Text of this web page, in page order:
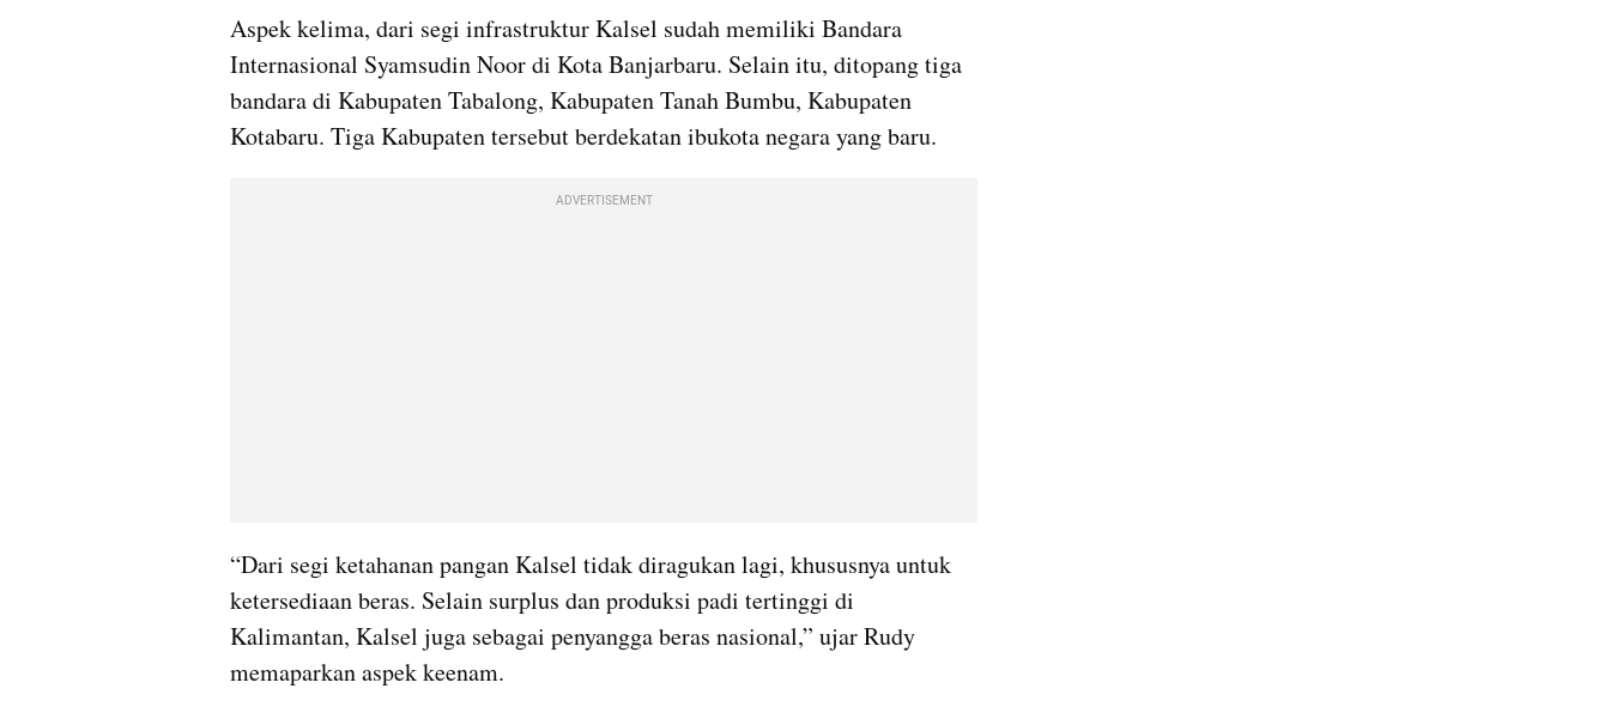
Aspek kelima, dari segi infrastruktur Kalsel sudah memiliki Bandara
Internasional Syamsudin Noor di Kota Banjarbaru. Selain itu, ditopang tiga
bandara di Kabupaten Tabalong, Kabupaten Tanah Bumbu, Kabupaten
Kotabaru. Tiga Kabupaten tersebut berdekatan ibukota negara yang baru.
ADVERTISEMENT
“Dari segi ketahanan pangan Kalsel tidak diragukan lagi, khususnya untuk
ketersediaan beras. Selain surplus dan produksi padi tertinggi di
Kalimantan, Kalsel juga sebagai penyangga beras nasional,” ujar Rudy
memaparkan aspek keenam.